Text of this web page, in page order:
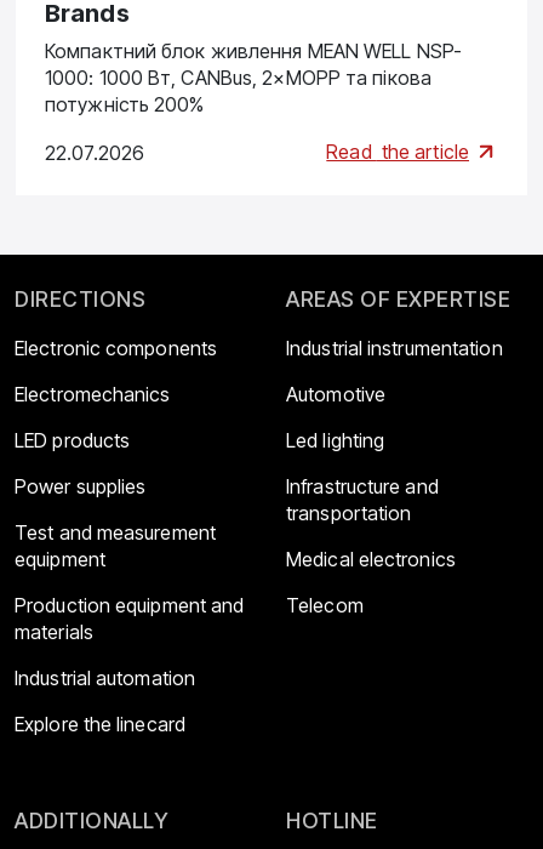
Brands
Компактний блок живлення MEAN WELL NSP-
1000: 1000 Вт, CANBus, 2×MOPP та пікова
потужність 200%
22.07.2026 Read the article
DIRECTIONS
Electronic components
Electromechanics
LED products
Power supplies
Test and measurement
equipment
Production equipment and
materials
Industrial automation
Explore the linecard
AREAS OF EXPERTISE
Industrial instrumentation
Automotive
Led lighting
Infrastructure and
transportation
Medical electronics
Telecom
ADDITIONALLY HOTLINE